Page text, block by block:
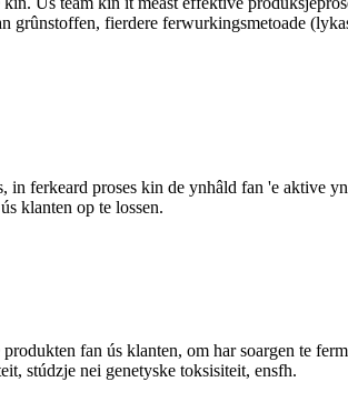
fierdere ferwurkingsmetoade
ferkeard proses kin de ynhâld fan 'e aktive
klanten op te lossen.
fan ús klanten, om har soargen te
stúdzje nei genetyske toksisiteit, ensfh.